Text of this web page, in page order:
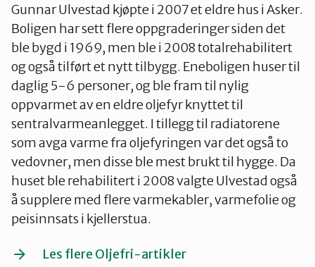
Gunnar Ulvestad kjøpte i 2007 et eldre hus i Asker.
Boligen har sett flere oppgraderinger siden det
ble bygd i 1969, men ble i 2008 totalrehabilitert
og også tilført et nytt tilbygg. Eneboligen huser til
daglig 5-6 personer, og ble fram til nylig
oppvarmet av en eldre oljefyr knyttet til
sentralvarmeanlegget. I tillegg til radiatorene
som avga varme fra oljefyringen var det også to
vedovner, men disse ble mest brukt til hygge. Da
huset ble rehabilitert i 2008 valgte Ulvestad også
å supplere med flere varmekabler, varmefolie og
peisinnsats i kjellerstua. ​
Les flere Oljefri-artikler